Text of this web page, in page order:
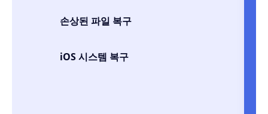
손상된 파일 복구
iOS 시스템 복구